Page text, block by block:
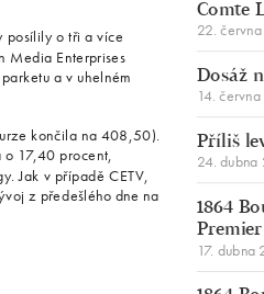
posílily o tři a více
Media Enterprises
a v uhelném
končila na 408,50).
o 17,40 procent,
Jak v případě CETV,
z předešlého dne na
Comte
22.
Dosáž
14.
Příliš
24.
1864
17.